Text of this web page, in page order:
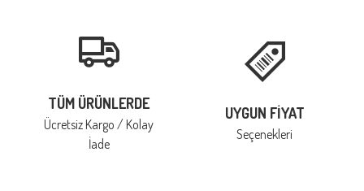
TÜM ÜRÜNLERDE
Ücretsiz Kargo / Kolay
İade
UYGUN FIYAT
Seçenekleri